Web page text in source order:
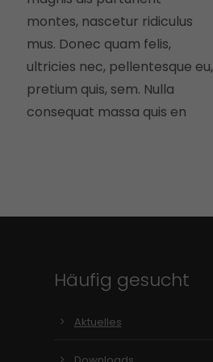
montes, nascetur ridiculus
mus. Donec quam felis,
ultricies nec, pellentesque eu,
pretium quis, sem. Nulla
consequat massa quis en
Häufig gesucht
Aktuelles